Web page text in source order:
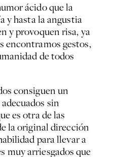
ácido que la
y hasta la angustia
y provoquen risa, ya
encontramos gestos,
de todos
consiguen un
sin
es otra de las
la original dirección
para llevar a
muy arriesgados que